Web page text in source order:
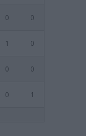
0 0
1 0
0 0
0 1